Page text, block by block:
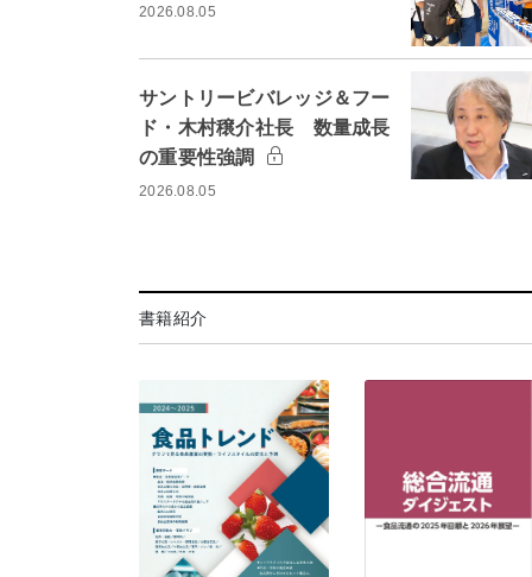
2026.08.05
サントリービバレッジ＆フー
ド・木村穣介社長 数量成長
の重要性強調
2026.08.05
書籍紹介